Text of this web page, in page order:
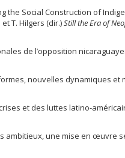
the Social Construction of
T. Hilgers (dir.)Still the Era of
de l’opposition
nouvelles dynamiques et
et des luttes latino-
ambitieux, une mise en œuvre